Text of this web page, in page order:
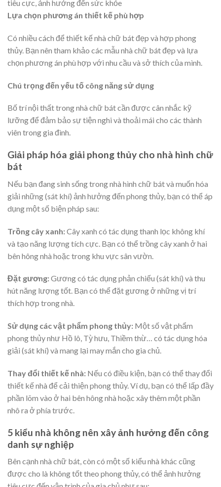
tiêu cực, ảnh hưởng đến sức khỏe
Lựa chọn phương án thiết kế phù hợp
Có nhiều cách để thiết kế nhà chữ bát đẹp và hợp phong
thủy. Bạn nên tham khảo các mẫu nhà chữ bát đẹp và lựa
chọn phương án phù hợp với nhu cầu và sở thích của mình.
Chú trọng đến yếu tố công năng sử dụng
Bố trí nội thất trong nhà chữ bát cần được cân nhắc kỹ
lưỡng để đảm bảo sự tiện nghi và thoải mái cho các thành
viên trong gia đình.
Giải pháp hóa giải phong thủy cho nhà hình chữ
bát
Nếu bạn đang sinh sống trong nhà hình chữ bát và muốn hóa
giải những (sát khí) ảnh hưởng đến phong thủy, bạn có thể áp
dụng một số biện pháp sau:
Trồng cây xanh:Cây xanh có tác dụng thanh lọc không khí
và tạo năng lượng tích cực. Bạn có thể trồng cây xanh ở hai
bên hông nhà hoặc trong khu vực sân vườn.
Đặt gương:Gương có tác dụng phản chiếu (sát khí) và thu
hút năng lượng tốt. Bạn có thể đặt gương ở những vị trí
thích hợp trong nhà.
Sử dụng các vật phẩm phong thủy: Một số vật phẩm
phong thủy như Hồ lô, Tỳ hưu, Thiềm thừ… có tác dụng hóa
giải (sát khí) và mang lại may mắn cho gia chủ.
Thay đổi thiết kế nhà: Nếu có điều kiện, bạn có thể thay đổi
thiết kế nhà để cải thiện phong thủy. Ví dụ, bạn có thể lấp đầy
phần lõm vào ở hai bên hông nhà hoặc xây thêm một phần
nhô ra ở phía trước.
5 kiểu nhà không nên xây ảnh hưởng đến công
danh sự nghiệp
Bên cạnh nhà chữ bát, còn có một số kiểu nhà khác cũng
được cho là không tốt theo phong thủy, có thể ảnh hưởng